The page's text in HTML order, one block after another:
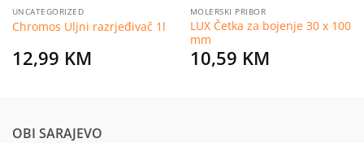
UNCATEGORIZED
Chromos Uljni razrjeđivač 1l
12,99 KM
MOLERSKI PRIBOR
LUX Četka za bojenje 30 x 100
mm
10,59 KM
OBI SARAJEVO